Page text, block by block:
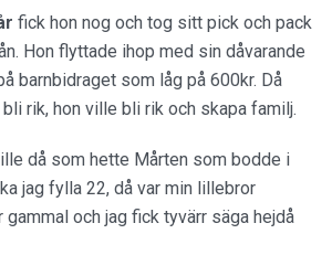
fick hon nog och tog sitt pick och pack
Hon flyttade ihop med sin dåvarande
barnbidraget som låg på 600kr. Då
rik, hon ville bli rik och skapa familj.
då som hette Mårten som bodde i
jag fylla 22, då var min lillebror
och jag fick tyvärr säga hejdå